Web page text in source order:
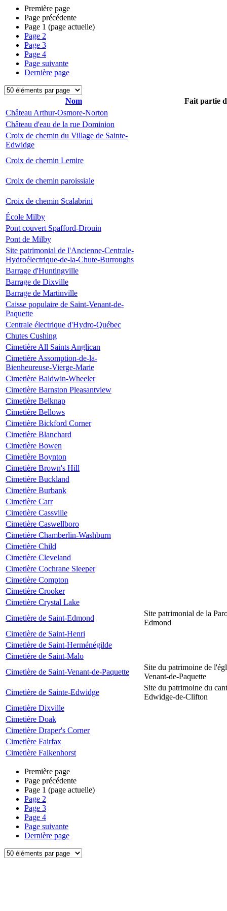
Première page
Page précédente
Page 1 (page actuelle)
Page 2
Page 3
Page 4
Page suivante
Dernière page
Nom
Fait partie
Château Arthur-Osmore-Norton
Château d'eau de la rue Dominion
Croix de chemin du Village de Sainte-
Edwidge
Croix de chemin Lemire
Croix de chemin paroissiale
Croix de chemin Scalabrini
École Milby
Pont couvert Spafford-Drouin
Pont de Milby
Site patrimonial de l'Ancienne-Centrale-
Hydroélectrique-de-la-Chute-Burroughs
Barrage d'Huntingville
Barrage de Dixville
Barrage de Martinville
Caisse populaire de Saint-Venant-de-
Paquette
Centrale électrique d'Hydro-Québec
Chutes Cushing
Cimetière All Saints Anglican
Cimetière Assomption-de-la-
Bienheureuse-Vierge-Marie
Cimetière Baldwin-Wheeler
Cimetière Barnston Pleasantview
Cimetière Belknap
Cimetière Bellows
Cimetière Bickford Corner
Cimetière Blanchard
Cimetière Bowen
Cimetière Boynton
Cimetière Brown's Hill
Cimetière Buckland
Cimetière Burbank
Cimetière Carr
Cimetière Cassville
Cimetière Caswellboro
Cimetière Chamberlin-Washburn
Cimetière Child
Cimetière Cleveland
Cimetière Cochrane Sleeper
Cimetière Compton
Cimetière Crooker
Cimetière Crystal Lake
Cimetière de Saint-Edmond
Site patrimonial de la
Edmond
Cimetière de Saint-Henri
Cimetière de Saint-Herménégilde
Cimetière de Saint-Malo
Cimetière de Saint-Venant-de-Paquette
Site du patrimoine de
Venant-de-Paquette
Cimetière de Sainte-Edwidge
Site du patrimoine du
Edwidge-de-Clifton
Cimetière Dixville
Cimetière Doak
Cimetière Draper's Corner
Cimetière Fairfax
Cimetière Falkenhorst
Première page
Page précédente
Page 1 (page actuelle)
Page 2
Page 3
Page 4
Page suivante
Dernière page